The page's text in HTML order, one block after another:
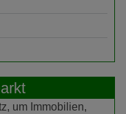
um Immobilien,